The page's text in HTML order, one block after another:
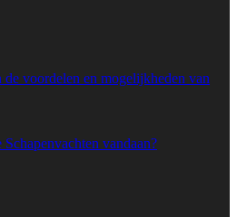
de voordelen en mogelijkheden van
vandaan?